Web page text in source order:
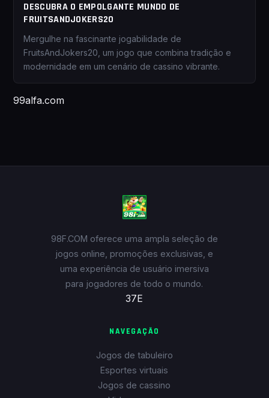
DESCUBRA O EMPOLGANTE MUNDO DE
FRUITSANDJOKERS20
Mergulhe na fascinante jogabilidade de
FruitsAndJokers20, um jogo que combina tradição e
modernidade em um cenário de cassino vibrante.
99alfa.com
98F.COM oferece uma ampla seleção de
jogos online, promoções exclusivas, e
uma experiência de usuário imersiva
para jogadores de todo o mundo.
37E
NAVEGAÇÃO
Jogos de tabuleiro
Esportes virtuais
Jogos de cassino